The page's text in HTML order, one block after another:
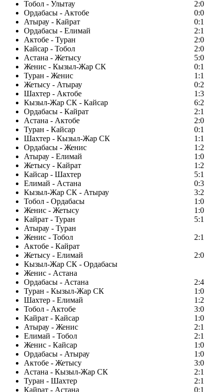
Тобол - Улытау
2:0
Ордабасы - Актобе
0:0
Атырау - Кайрат
0:1
Ордабасы - Елимай
2:1
Актобе - Туран
2:0
Кайсар - Тобол
2:0
Астана - Жетысу
5:0
Женис - Кызыл-Жар СК
0:1
Туран - Женис
1:1
Жетысу - Атырау
0:2
Шахтер - Актобе
1:3
Кызыл-Жар СК - Кайсар
6:2
Ордабасы - Кайрат
2:1
Астана - Актобе
2:0
Туран - Кайсар
0:1
Шахтер - Кызыл-Жар СК
1:1
Ордабасы - Женис
1:2
Атырау - Елимай
1:0
Жетысу - Кайрат
1:2
Кайсар - Шахтер
5:1
Елимай - Астана
0:3
Кызыл-Жар СК - Атырау
3:2
Тобол - Ордабасы
1:0
Женис - Жетысу
1:0
Кайрат - Туран
5:1
Атырау - Туран
Женис - Тобол
2:1
Актобе - Кайрат
Жетысу - Елимай
2:0
Кызыл-Жар СК - Ордабасы
Женис - Астана
Ордабасы - Астана
2:4
Туран - Кызыл-Жар СК
1:0
Шахтер - Елимай
1:2
Тобол - Актобе
3:0
Кайрат - Кайсар
1:0
Атырау - Женис
2:1
Елимай - Тобол
2:1
Женис - Кайсар
1:0
Ордабасы - Атырау
1:0
Актобе - Жетысу
3:0
Астана - Кызыл-Жар СК
2:1
Туран - Шахтер
2:1
Кайрат - Астана
0:1